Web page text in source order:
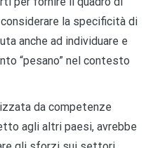
la specificità di
anche ad individuare e
“pesano” nel contesto
da competenze
agli altri paesi, avrebbe